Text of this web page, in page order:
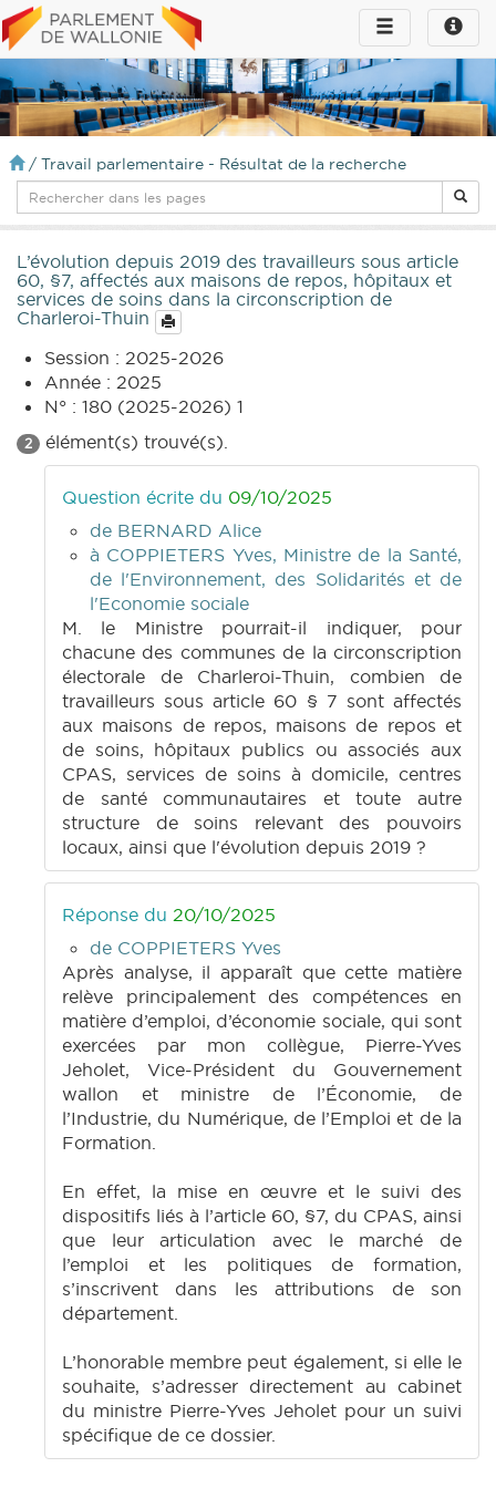
Toggle
infos
Toggle
navigation
/ Travail parlementaire - Résultat de la recherche
L’évolution depuis 2019 des travailleurs sous article
60, §7, affectés aux maisons de repos, hôpitaux et
services de soins dans la circonscription de
Charleroi-Thuin
Session : 2025-2026
Année : 2025
N° : 180 (2025-2026) 1
2 élément(s) trouvé(s).
Question écrite du 09/10/2025
de BERNARD Alice
à COPPIETERS Yves, Ministre de la Santé,
de l'Environnement, des Solidarités et de
l'Economie sociale
M. le Ministre pourrait-il indiquer, pour
chacune des communes de la circonscription
électorale de Charleroi-Thuin, combien de
travailleurs sous article 60 § 7 sont affectés
aux maisons de repos, maisons de repos et
de soins, hôpitaux publics ou associés aux
CPAS, services de soins à domicile, centres
de santé communautaires et toute autre
structure de soins relevant des pouvoirs
locaux, ainsi que l'évolution depuis 2019 ?
Réponse du 20/10/2025
de COPPIETERS Yves
Après analyse, il apparaît que cette matière
relève principalement des compétences en
matière d’emploi, d’économie sociale, qui sont
exercées par mon collègue, Pierre-Yves
Jeholet, Vice-Président du Gouvernement
wallon et ministre de l’Économie, de
l’Industrie, du Numérique, de l’Emploi et de la
Formation.
En effet, la mise en œuvre et le suivi des
dispositifs liés à l’article 60, §7, du CPAS, ainsi
que leur articulation avec le marché de
l’emploi et les politiques de formation,
s’inscrivent dans les attributions de son
département.
L’honorable membre peut également, si elle le
souhaite, s’adresser directement au cabinet
du ministre Pierre-Yves Jeholet pour un suivi
spécifique de ce dossier.